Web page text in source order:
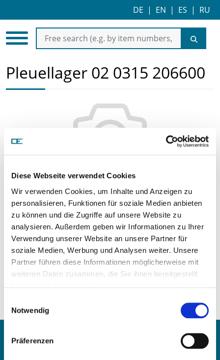
Diese Webseite verwendet Cookies
Wir verwenden Cookies, um Inhalte und Anzeigen zu
personalisieren, Funktionen für soziale Medien anbieten
zu können und die Zugriffe auf unsere Website zu
analysieren. Außerdem geben wir Informationen zu Ihrer
Verwendung unserer Website an unsere Partner für
soziale Medien, Werbung und Analysen weiter. Unsere
Partner führen diese Informationen möglicherweise mit
weiteren Daten zusammen, die Sie ihnen bereitgestellt
Notwendig
Präferenzen
DE | EN | ES | RU
Pleuellager 02 0315 206600
REQUEST ARTICLE
Weight:
0,18 kg/Stk
Comparison numbers:
51.02410.0324
8225 93 0 STD
227 PL 10219 000
Contact